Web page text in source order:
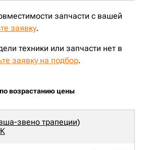
запчасти с вашей
заявку.
техники или запчасти нет в
заявку на подбор.
возрастанию цены
звено трапеции)